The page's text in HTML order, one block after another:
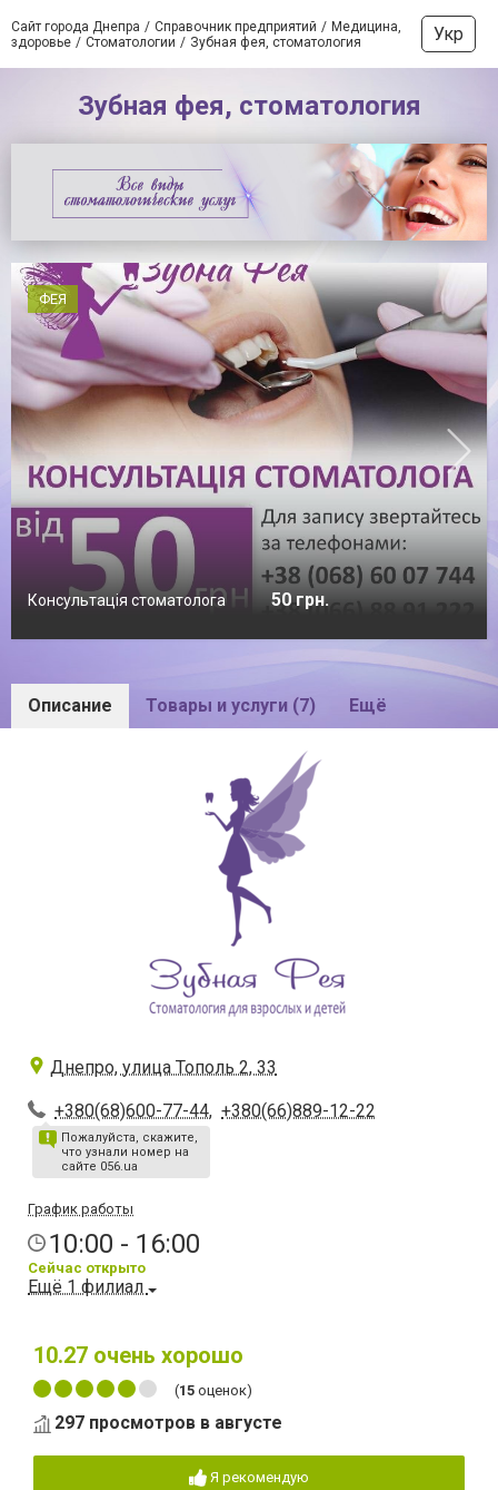
Сайт города Днепра Справочник предприятий
Медицина,
здоровье
Стоматологии Зубная фея, стоматология Укр
Зубная фея, стоматология
ФЕЯ
Консультація стоматолога 50 грн.
Описание Товары и услуги (7) Ещё
Днепро, улица Тополь 2, 33
+380(68)600-77-44, +380(66)889-12-22
Пожалуйста, скажите,
что узнали номер на
сайте 056.ua
График работы
10:00 - 16:00
Сейчас открыто
Ещё 1 филиал
10.27 очень хорошо
(15 оценок)
297 просмотров в августе
Я рекомендую